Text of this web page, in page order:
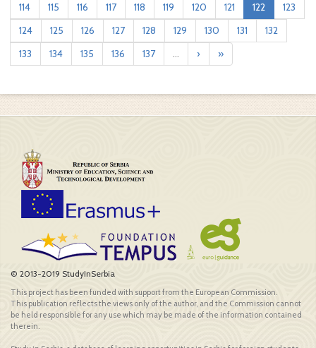
114
115 116 117 118 119 120 121 122
123
124
125 126 127 128 129 130 131
132
133
134 135 136 137 ... › »
© 2013-2019 StudyInSerbia
This project has been funded with support from the European Commission.
This publication reflects the views only of the author, and the Commission cannot
be held responsible for any use which may be made of the information contained
therein.